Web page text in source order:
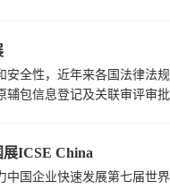
安全性，近年来各国法律法
辅包信息登记及关联审评审
ICSE China
国企业快速发展第七届世